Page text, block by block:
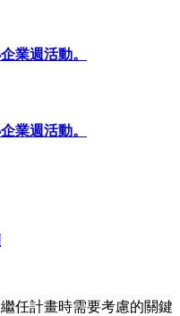
業週活動。
業週活動。
任計畫時需要考慮的關鍵